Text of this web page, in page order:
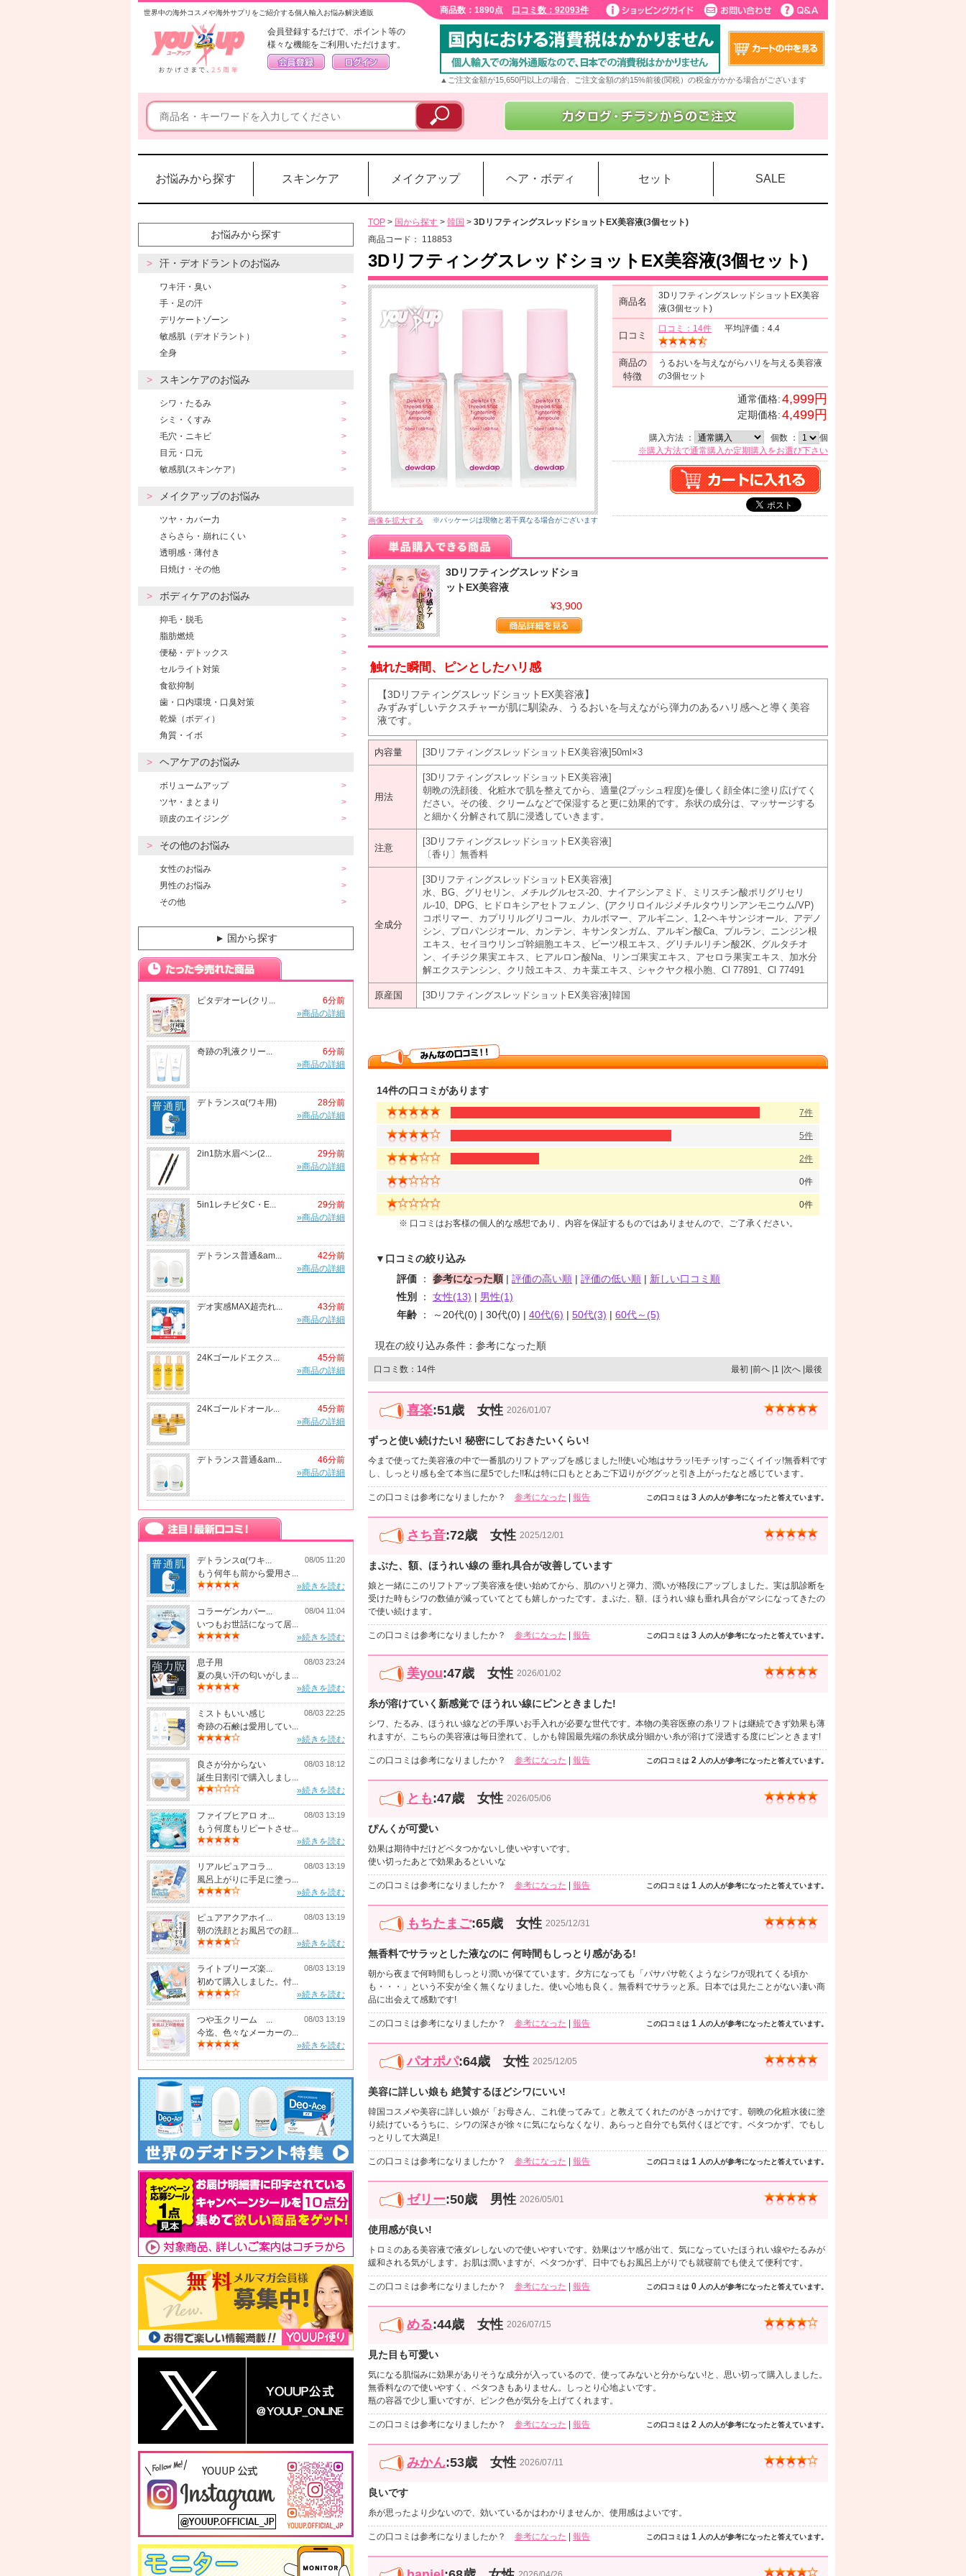
世界中の海外コスメや海外サプリをご紹介する個人輸入お悩み解決通販 商品数：1890点 口コミ数：92093件
会員登録するだけで、ポイント等の
様々な機能をご利用いただけます。
▲ご注文金額が15,650円以上の場合、ご注文金額の約15%前後(関税）の税金がかかる場合がございます
お悩みから探す スキンケア メイクアップ ヘア・ボディ セット SALE
お悩みから探す
汗・デオドラントのお悩み
ワキ汗・臭い
手・足の汗
デリケートゾーン
敏感肌（デオドラント）
全身
スキンケアのお悩み
シワ・たるみ
シミ・くすみ
毛穴・ニキビ
目元・口元
敏感肌(スキンケア）
メイクアップのお悩み
ツヤ・カバー力
さらさら・崩れにくい
透明感・薄付き
日焼け・その他
ボディケアのお悩み
抑毛・脱毛
脂肪燃焼
便秘・デトックス
セルライト対策
食欲抑制
歯・口内環境・口臭対策
乾燥（ボディ）
角質・イボ
ヘアケアのお悩み
ボリュームアップ
ツヤ・まとまり
頭皮のエイジング
その他のお悩み
女性のお悩み
男性のお悩み
その他
▼ 国から探す
ピタデオーレ(クリ...
6分前
»商品の詳細
奇跡の乳液クリー...
6分前
»商品の詳細
デトランスα(ワキ用)
28分前
»商品の詳細
2in1防水眉ペン(2...
29分前
»商品の詳細
5in1レチビタC・E...
29分前
»商品の詳細
デトランス普通&am...
42分前
»商品の詳細
デオ実感MAX超売れ...
43分前
»商品の詳細
24Kゴールドエクス...
45分前
»商品の詳細
24Kゴールドオール...
45分前
»商品の詳細
デトランス普通&am...
46分前
»商品の詳細
デトランスα(ワキ... 08/05 11:20
もう何年も前から愛用さ...
»続きを読む
コラーゲンカバー... 08/04 11:04
いつもお世話になって居...
»続きを読む
息子用 08/03 23:24
夏の臭い汗の匂いがしま...
»続きを読む
ミストもいい感じ 08/03 22:25
奇跡の石鹸は愛用してい...
»続きを読む
良さが分からない 08/03 18:12
誕生日割引で購入しまし...
»続きを読む
ファイブヒアロ オ... 08/03 13:19
もう何度もリピートさせ...
»続きを読む
リアルピュアコラ... 08/03 13:19
風呂上がりに手足に塗っ...
»続きを読む
ピュアアクアホイ... 08/03 13:19
朝の洗顔とお風呂での顔...
»続きを読む
ライトブリーズ楽... 08/03 13:19
初めて購入しました。付...
»続きを読む
つや玉クリーム ... 08/03 13:19
今迄、色々なメーカーの...
»続きを読む
TOP > 国から探す > 韓国 > 3DリフティングスレッドショットEX美容液(3個セット)
商品コード： 118853
3DリフティングスレッドショットEX美容液(3個セット)
画像を拡大する ※パッケージは現物と若干異なる場合がございます
商品名
3DリフティングスレッドショットEX美容
液(3個セット)
口コミ
口コミ：14件 平均評価：4.4
商品の
特徴
うるおいを与えながらハリを与える美容液
の3個セット
通常価格:4,999円
定期価格:4,499円
購入方法 ： 個数 ：
個
※購入方法で通常購入か定期購入をお選び下さい
3Dリフティングスレッドショ
ットEX美容液
¥3,900
触れた瞬間、ピンとしたハリ感
【3DリフティングスレッドショットEX美容液】
みずみずしいテクスチャーが肌に馴染み、うるおいを与えながら弾力のあるハリ感へと導く美容
液です。
内容量 [3DリフティングスレッドショットEX美容液]50ml×3
用法
[3DリフティングスレッドショットEX美容液]
朝晩の洗顔後、化粧水で肌を整えてから、適量(2プッシュ程度)を優しく顔全体に塗り広げてく
ださい。その後、クリームなどで保湿すると更に効果的です。糸状の成分は、マッサージする
と細かく分解されて肌に浸透していきます。
注意
[3DリフティングスレッドショットEX美容液]
〔香り〕無香料
全成分
[3DリフティングスレッドショットEX美容液]
水、BG、グリセリン、メチルグルセス-20、ナイアシンアミド、ミリスチン酸ポリグリセリ
ル-10、DPG、ヒドロキシアセトフェノン、(アクリロイルジメチルタウリンアンモニウム/VP)
コポリマー、カプリリルグリコール、カルボマー、アルギニン、1,2-ヘキサンジオール、アデノ
シン、プロパンジオール、カンテン、キサンタンガム、アルギン酸Ca、プルラン、ニンジン根
エキス、セイヨウリンゴ幹細胞エキス、ビーツ根エキス、グリチルリチン酸2K、グルタチオ
ン、イチジク果実エキス、ヒアルロン酸Na、リンゴ果実エキス、アセロラ果実エキス、加水分
解エクステンシン、クリ殻エキス、カキ葉エキス、シャクヤク根小胞、Cl 77891、Cl 77491
原産国 [3DリフティングスレッドショットEX美容液]韓国
14件の口コミがあります
7件
5件
2件
0件
0件
※ 口コミはお客様の個人的な感想であり、内容を保証するものではありませんので、ご了承ください。
▼口コミの絞り込み
評価 ： 参考になった順 | 評価の高い順 | 評価の低い順 | 新しい口コミ順
性別
： 女性(13) | 男性(1)
年齢 ： ～20代(0) | 30代(0) | 40代(6) | 50代(3) | 60代～(5)
現在の絞り込み条件：参考になった順
口コミ数：14件 最初 |前へ |1 |次へ |最後
喜楽:51歳 女性 2026/01/07
ずっと使い続けたい! 秘密にしておきたいくらい!
今まで使ってた美容液の中で一番肌のリフトアップを感じました!!使い心地はサラッ!モチッ!すっごくイイッ!無香料です
し、しっとり感も全て本当に星5でした!!私は特に口もととあご下辺りがググッと引き上がったなと感じています。
この口コミは 3 人の人が参考になったと答えています。
この口コミは参考になりましたか？ 参考になった 報告
さち音:72歳 女性 2025/12/01
まぶた、額、ほうれい線の 垂れ具合が改善しています
娘と一緒にこのリフトアップ美容液を使い始めてから、肌のハリと弾力、潤いが格段にアップしました。実は肌診断を
受けた時もシワの数値が減っていてとても嬉しかったです。まぶた、額、ほうれい線も垂れ具合がマシになってきたの
で使い続けます。
この口コミは 3 人の人が参考になったと答えています。
この口コミは参考になりましたか？ 参考になった 報告
美you:47歳 女性 2026/01/02
糸が溶けていく新感覚で ほうれい線にピンときました!
シワ、たるみ、ほうれい線などの手厚いお手入れが必要な世代です。本物の美容医療の糸リフトは継続できず効果も薄
れますが、こちらの美容液は毎日塗れて、しかも韓国最先端の糸状成分!細かい糸が溶けて浸透する度にピンときます!
この口コミは 2 人の人が参考になったと答えています。
この口コミは参考になりましたか？ 参考になった 報告
とも:47歳 女性 2026/05/06
ぴんくが可愛い
効果は期待中だけどベタつかないし使いやすいです。
使い切ったあとで効果あるといいな
この口コミは 1 人の人が参考になったと答えています。
この口コミは参考になりましたか？ 参考になった 報告
もちたまご:65歳 女性 2025/12/31
無香料でサラッとした液なのに 何時間もしっとり感がある!
朝から夜まで何時間もしっとり潤いが保てています。夕方になっても「パサパサ乾くようなシワが現れてくる頃か
も・・・」という不安が全く無くなりました。使い心地も良く。無香料でサラッと系。日本では見たことがない凄い商
品に出会えて感動です!
この口コミは 1 人の人が参考になったと答えています。
この口コミは参考になりましたか？ 参考になった 報告
パオポパ:64歳 女性 2025/12/05
美容に詳しい娘も 絶賛するほどシワにいい!
韓国コスメや美容に詳しい娘が「お母さん、これ使ってみて」と教えてくれたのがきっかけです。朝晩の化粧水後に塗
り続けているうちに、シワの深さが徐々に気にならなくなり、あらっと自分でも気付くほどです。ベタつかず、でもし
っとりして大満足!
この口コミは 1 人の人が参考になったと答えています。
この口コミは参考になりましたか？ 参考になった 報告
ゼリー:50歳 男性 2026/05/01
使用感が良い!
トロミのある美容液で液ダレしないので使いやすいです。効果はツヤ感が出て、気になっていたほうれい線やたるみが
緩和される気がします。お肌は潤いますが、ベタつかず、日中でもお風呂上がりでも就寝前でも使えて便利です。
この口コミは 0 人の人が参考になったと答えています。
この口コミは参考になりましたか？ 参考になった 報告
める:44歳 女性 2026/07/15
見た目も可愛い
気になる肌悩みに効果がありそうな成分が入っているので、使ってみないと分からない!と、思い切って購入しました。
無香料なので使いやすく、ベタつきもありません。しっとり心地よいです。
瓶の容器で少し重いですが、ピンク色が気分を上げてくれます。
この口コミは 2 人の人が参考になったと答えています。
この口コミは参考になりましたか？ 参考になった 報告
みかん:53歳 女性 2026/07/11
良いです
糸が思ったより少ないので、効いているかはわかりませんか、使用感はよいです。
この口コミは 1 人の人が参考になったと答えています。
この口コミは参考になりましたか？ 参考になった 報告